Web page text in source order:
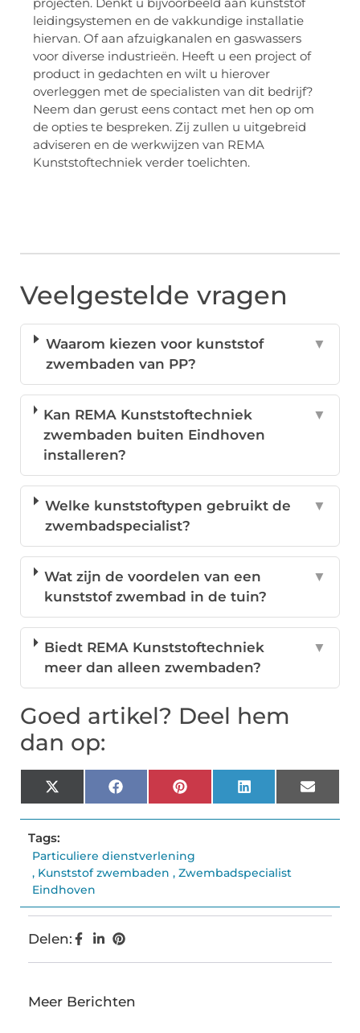
leidingsystemen en de vakkundige installatie
hiervan. Of aan afzuigkanalen en gaswassers
voor diverse industrieën. Heeft u een project of
product in gedachten en wilt u hierover
overleggen met de specialisten van dit bedrijf?
Neem dan gerust eens contact met hen op om
de opties te bespreken. Zij zullen u uitgebreid
adviseren en de werkwijzen van REMA
Kunststoftechniek verder toelichten.
Veelgestelde vragen
Waarom kiezen voor kunststof
zwembaden van PP?
▼
Kan REMA Kunststoftechniek
zwembaden buiten Eindhoven
installeren?
▼
Welke kunststoftypen gebruikt de
zwembadspecialist?
▼
Wat zijn de voordelen van een
kunststof zwembad in de tuin?
▼
Biedt REMA Kunststoftechniek
meer dan alleen zwembaden?
▼
Goed artikel? Deel hem
dan op:
X
(Twitter)
FacebookPinterestLinkedInEmail
Tags:
Particuliere dienstverlening
, Kunststof zwembaden , Zwembadspecialist
Eindhoven
Delen:
Meer Berichten